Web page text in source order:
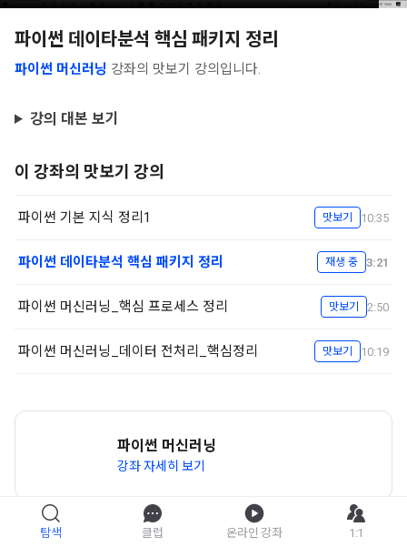
파이썬 데이타분석 핵심 패키지 정리
파이썬 머신러닝 강좌의 맛보기 강의입니다.
강의 대본 보기
이 강좌의 맛보기 강의
파이썬 기본 지식 정리1 맛보기 10:35
파이썬 데이타분석 핵심 패키지 정리 재생 중 3:21
파이썬 머신러닝_핵심 프로세스 정리 맛보기 2:50
파이썬 머신러닝_데이터 전처리_핵심정리 맛보기 10:19
파이썬 머신러닝
강좌 자세히 보기
탐색 클럽 온라인 강좌 1:1